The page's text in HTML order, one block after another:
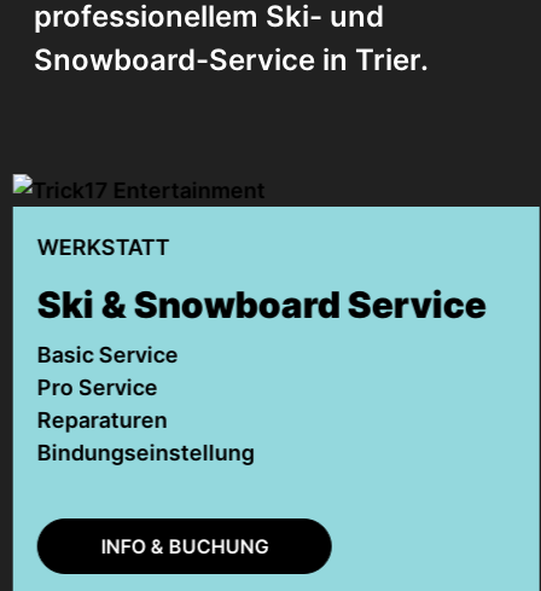
professionellem Ski- und
Snowboard-Service in Trier.
WERKSTATT
Ski & Snowboard Service
Basic Service
Pro Service
Reparaturen
Bindungseinstellung
INFO & BUCHUNG